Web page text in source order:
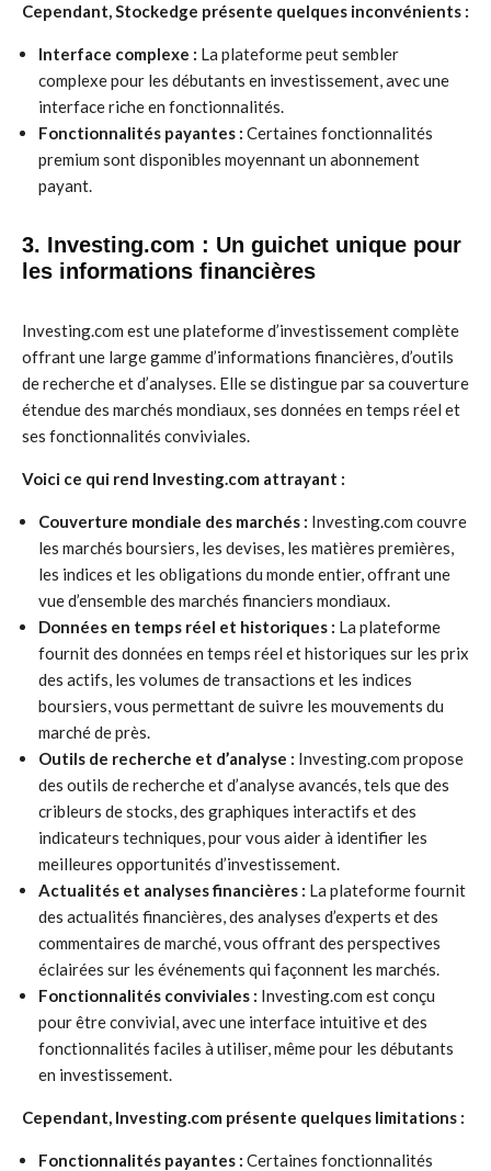
Cependant, Stockedge présente quelques inconvénients :
Interface complexe : La plateforme peut sembler
complexe pour les débutants en investissement, avec une
interface riche en fonctionnalités.
Fonctionnalités payantes : Certaines fonctionnalités
premium sont disponibles moyennant un abonnement
payant.
3. Investing.com : Un guichet unique pour
les informations financières
Investing.com est une plateforme d’investissement complète
offrant une large gamme d’informations financières, d’outils
de recherche et d’analyses. Elle se distingue par sa couverture
étendue des marchés mondiaux, ses données en temps réel et
ses fonctionnalités conviviales.
Voici ce qui rend Investing.com attrayant :
Couverture mondiale des marchés : Investing.com couvre
les marchés boursiers, les devises, les matières premières,
les indices et les obligations du monde entier, offrant une
vue d’ensemble des marchés financiers mondiaux.
Données en temps réel et historiques : La plateforme
fournit des données en temps réel et historiques sur les prix
des actifs, les volumes de transactions et les indices
boursiers, vous permettant de suivre les mouvements du
marché de près.
Outils de recherche et d’analyse : Investing.com propose
des outils de recherche et d’analyse avancés, tels que des
cribleurs de stocks, des graphiques interactifs et des
indicateurs techniques, pour vous aider à identifier les
meilleures opportunités d’investissement.
Actualités et analyses financières : La plateforme fournit
des actualités financières, des analyses d’experts et des
commentaires de marché, vous offrant des perspectives
éclairées sur les événements qui façonnent les marchés.
Fonctionnalités conviviales : Investing.com est conçu
pour être convivial, avec une interface intuitive et des
fonctionnalités faciles à utiliser, même pour les débutants
en investissement.
Cependant, Investing.com présente quelques limitations :
Fonctionnalités payantes : Certaines fonctionnalités